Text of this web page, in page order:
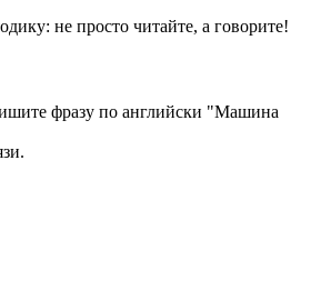
не просто читайте, а говорите!
фразу по английски "Машина